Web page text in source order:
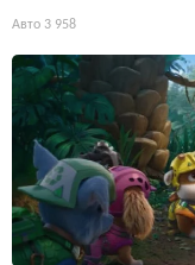
Авто 3 958